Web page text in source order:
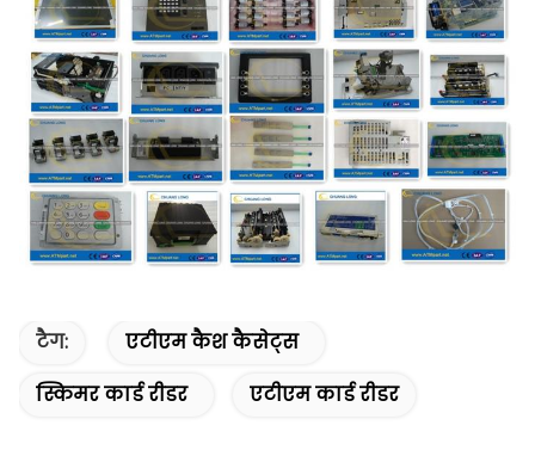
टैग:
एटीएम कैश कैसेट्स
स्किमर कार्ड रीडर
एटीएम कार्ड रीडर